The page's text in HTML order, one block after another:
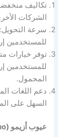
تكاليف
الشركات
سرعة
للمستخدمين
توفر خيارات
للمستخدمين
المحمول.
دعم اللغات
السهل على
عيوب أزيمو (Azimo):